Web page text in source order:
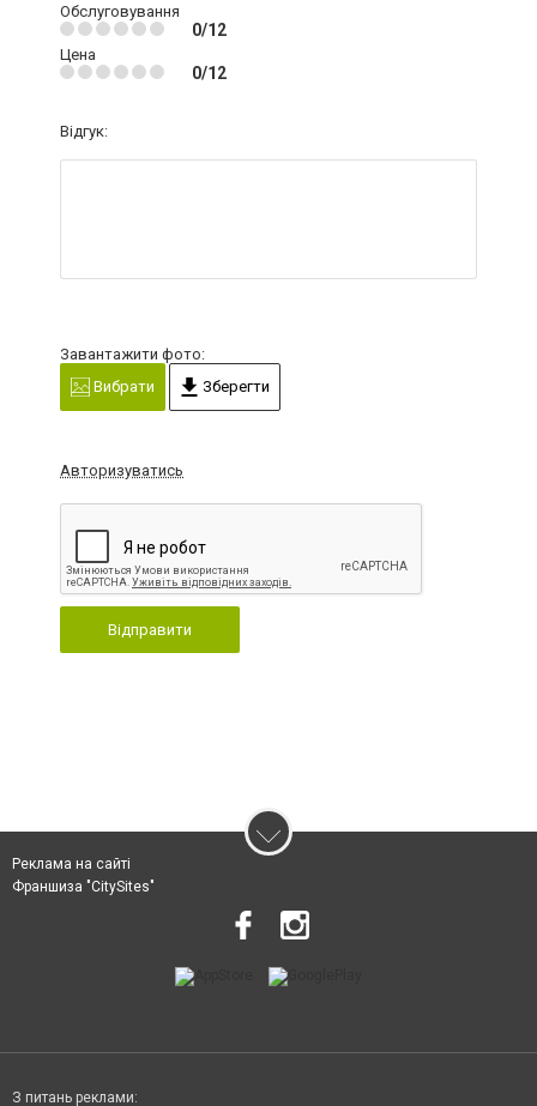
Обслуговування
0/12
Цена
0/12
Відгук:
Завантажити фото:
Вибрати
Зберегти
Авторизуватись
Відправити
Реклама на сайті
Франшиза "CitySites"
З питань реклами: